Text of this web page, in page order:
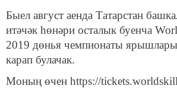
Быел август аенда Татарстан
итәчәк һөнәри осталык буенча
2019 дөнья чемпионаты
карап булачак.
Моның өчен https://